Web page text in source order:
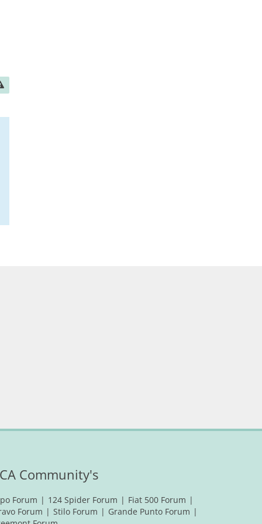
Community's
Forum 124 Spider Forum
Fiat 500 Forum
Forum
Stilo Forum
Grande Punto Forum